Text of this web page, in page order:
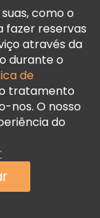
como o
fazer reservas
através da
durante o
de
tratamento
nos. O nosso
do